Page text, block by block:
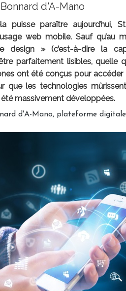
d'A-Mano
puisse paraître aujourd’hui,
web mobile. Sauf qu’au
design » (c’est-à-dire la
parfaitement lisibles, quelle
ont été conçus pour accéder
les technologies mûrissent.
massivement développées.
d'A-Mano, plateforme